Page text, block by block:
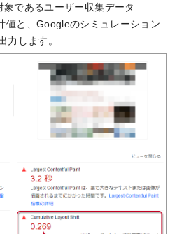
であるユーザー収集データ
と、Googleのシミュレーション
力します。